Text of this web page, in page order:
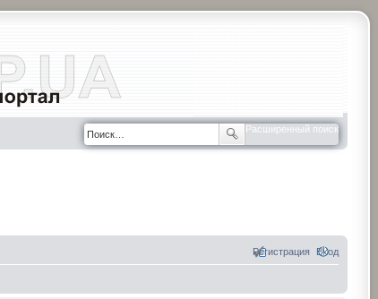
Расширенный поиск
Вход
Регистрация